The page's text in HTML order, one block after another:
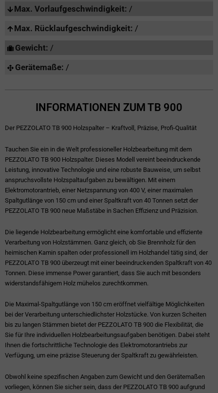
Max. Vorlaufgeschwindigkeit: /
Max. Rücklaufgeschwindigkeit: /
Gewicht: /
Gerätemaße: /
INFORMATIONEN ZUM TB 900
Der PEZZOLATO TB 900 Holzspalter – Kraftvoll, Präzise, Profi-Qualität
Tauchen Sie ein in die Welt professioneller Holzbearbeitung mit dem
PEZZOLATO TB 900 Holzspalter. Dieses Modell vereint beeindruckende
Leistung, innovative Technologie und eine robuste Bauweise, um selbst
anspruchsvollste Holzspaltaufgaben zu bewältigen. Mit einem
Elektromotorantrieb, einer Netzspannung von 400 V, einer maximalen
Spaltgutlänge von 150 cm und einer Spaltkraft von 40 Tonnen setzt der
PEZZOLATO TB 900 neue Maßstäbe in Sachen Effizienz und Präzision.
Die liegende Holzbearbeitung ermöglicht eine komfortable und effiziente
Verarbeitung von Holzstämmen. Ganz gleich, ob Sie Brennholz für den
heimischen Kamin spalten oder professionell im Holzhandel tätig sind, der
PEZZOLATO TB 900 überzeugt mit einer beeindruckenden Spaltkraft von 40
Tonnen. Diese immense Power garantiert, dass Sie auch mit besonders
widerstandsfähigem Holz mühelos zurechtkommen.
Die Maximal-Spaltgutlänge von 150 cm eröffnet vielfältige Möglichkeiten
bei der Verarbeitung unterschiedlichster Holzstücke. Von kurzen Scheiten
bis zu langen Stämmen bietet der PEZZOLATO TB 900 die Flexibilität, die
Sie für Ihre individuellen Holzbearbeitungsaufgaben benötigen. Dabei steht
Ihnen die fortschrittliche Technologie des Elektromotorantriebs zur
Verfügung, um eine präzise Steuerung der Spaltkraft zu gewährleisten.
Obwohl keine spezifischen Angaben zum Gewicht und den Gerätemaßen
vorliegen, können Sie sicher sein, dass der PEZZOLATO TB 900 aufgrund